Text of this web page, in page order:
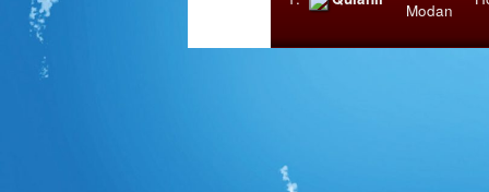
Modan